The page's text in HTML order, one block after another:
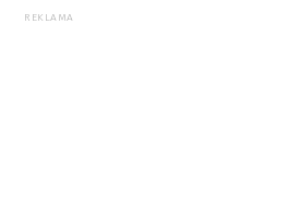
REKLAMA